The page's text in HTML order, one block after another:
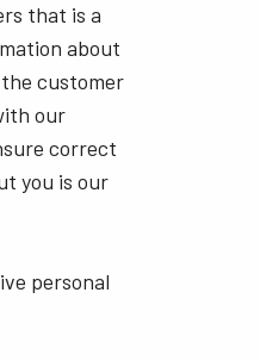
that is a
about
customer
our
correct
you is our
personal